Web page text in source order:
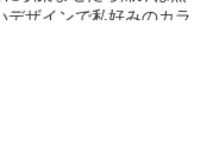
デザインで私好みのカラ
にぴったりなカラコン